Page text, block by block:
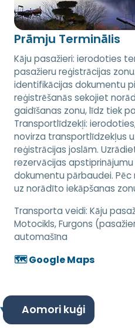
Prāmju Terminālis
Kāju pasažieri: ierodoties
pasažieru reģistrācijas
identifikācijas dokumentu
reģistrēšanās sekojiet
gaidīšanas zonu, līdz tiek
Transportlīdzekļi:
novirza transportlīdzekļus
reģistrācijas joslām.
rezervācijas
dokumentu pārbaudei. Pēc
uz norādīto iekāpšanas
Transporta veidi: Kāju
Motocikls, Furgons
automašīna
🗺️ Google Maps
Aomori kuģi